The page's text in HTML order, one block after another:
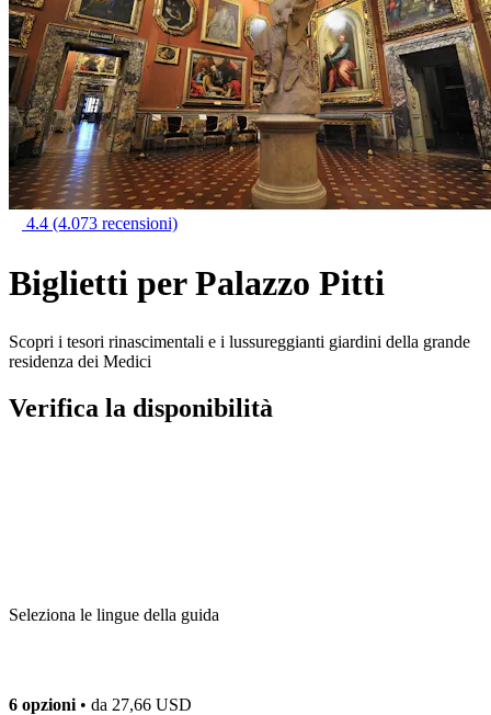
4.4 (4.073 recensioni)
Biglietti per Palazzo Pitti
Scopri i tesori rinascimentali e i lussureggianti giardini della grande
residenza dei Medici
Verifica la disponibilità
Seleziona le lingue della guida
6 opzioni • da 27,66 USD